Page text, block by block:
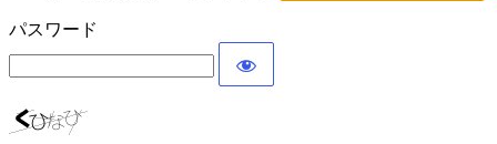
パスワード